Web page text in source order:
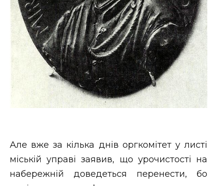
Але вже за кілька днів оргкомітет у листі
міській управі заявив, що урочистості на
набережній доведеться перенести, бо